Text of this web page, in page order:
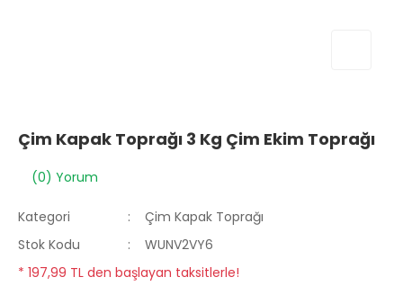
Çim Kapak Toprağı 3 Kg Çim Ekim Toprağı
(0) Yorum
Kategori
Çim Kapak Toprağı
Stok Kodu
WUNV2VY6
* 197,99 TL den başlayan taksitlerle!